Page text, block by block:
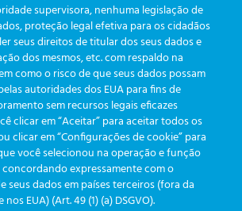
supervisora, nenhuma legislação de
proteção legal efetiva para os cidadãos
seus direitos de titular dos seus dados e
dos mesmos, etc. com respaldo na
como o risco de que seus dados possam
autoridades dos EUA para fins de
sem recursos legais eficazes
clicar em “Aceitar” para aceitar todos os
clicar em “Configurações de cookie” para
você selecionou na operação e função
expressamente com o
seus dados em países terceiros (fora da
EUA) (Art. 49 (1) (a) DSGVO).